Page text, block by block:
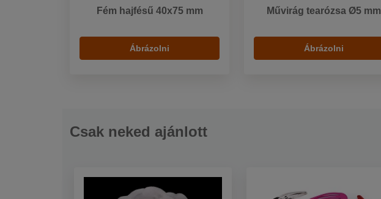
Fém hajfésű 40x75 mm
Ábrázolni
Művirág tearózsa Ø5 mm
Ábrázolni
Csak neked ajánlott